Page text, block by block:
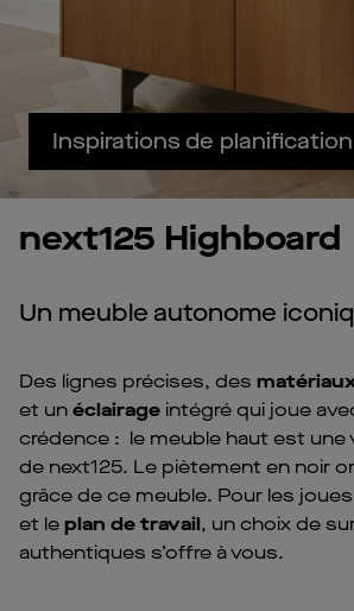
Inspirations de planification
next125 Highboard
Un meuble autonome
Des lignes précises, des
et unéclairage intégré qui joue
crédence : le meuble haut est une
de next125. Le piètement en noir
grâce de ce meuble. Pour les
et leplan de travail, un choix de
authentiques s’offre à vous.